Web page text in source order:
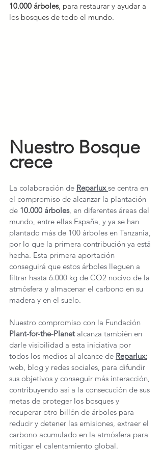
10.000 árboles, para restaurar y ayudar a
los bosques de todo el mundo.
Nuestro Bosque
crece
La colaboración de Reparlux se centra en
el compromiso de alcanzar la plantación
de 10.000 árboles, en diferentes áreas del
mundo, entre ellas España, y ya se han
plantado más de 100 árboles en Tanzania,
por lo que la primera contribución ya está
hecha. Esta primera aportación
conseguirá que estos árboles lleguen a
filtrar hasta 6.000 kg de CO2 nocivo de la
atmósfera y almacenar el carbono en su
madera y en el suelo.
Nuestro compromiso con la Fundación
Plant-for-the-Planet alcanza también en
darle visibilidad a esta iniciativa por
todos los medios al alcance de Reparlux:
web, blog y redes sociales, para difundir
sus objetivos y conseguir más interacción,
contribuyendo así a la consecución de sus
metas de proteger los bosques y
recuperar otro billón de árboles para
reducir y detener las emisiones, extraer el
carbono acumulado en la atmósfera para
mitigar el calentamiento global.